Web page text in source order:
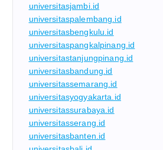
universitasjambi.id
universitaspalembang.id
universitasbengkulu.id
universitaspangkalpinang.id
universitastanjungpinang.id
universitasbandung.id
universitassemarang.id
universitasyogyakarta.id
universitassurabaya.id
universitasserang.id
universitasbanten.id